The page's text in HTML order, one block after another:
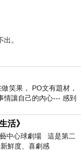
。
笑果， PO文有題材，
情讓自己的內心--- 感到
活》
中心球劇場 這是第二
鮮度、喜劇感